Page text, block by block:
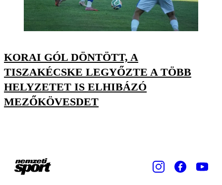
KORAI GÓL DÖNTÖTT, A
TISZAKÉCSKE LEGYŐZTE A TÖBB
HELYZETET IS ELHIBÁZÓ
MEZŐKÖVESDET